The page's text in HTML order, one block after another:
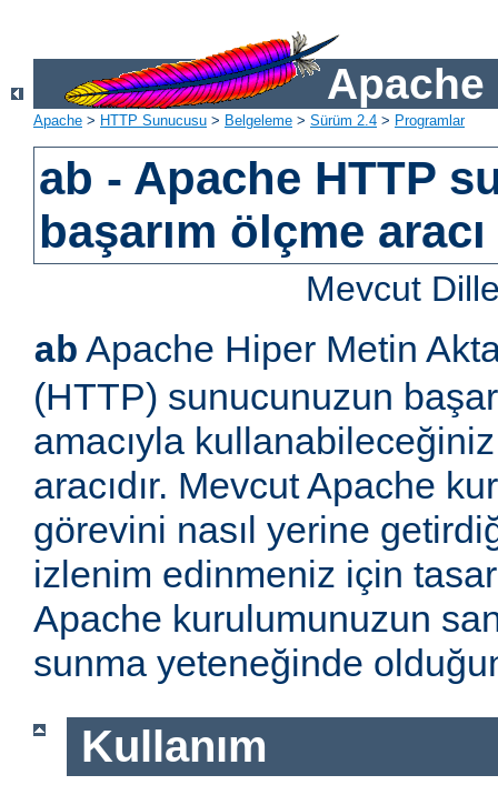
Apache
Apache > HTTP Sunucusu > Belgeleme > Sürüm 2.4 > Programlar
ab - Apache HTTP
başarım ölçme aracı
Mevcut
ab Apache Hiper Metin
(HTTP) sunucunuzun
amacıyla
aracıdır. Mevcut Apache
görevini nasıl yerine
izlenim edinmeniz için
Apache kurulumunuzun
sunma yeteneğinde
Kullanım